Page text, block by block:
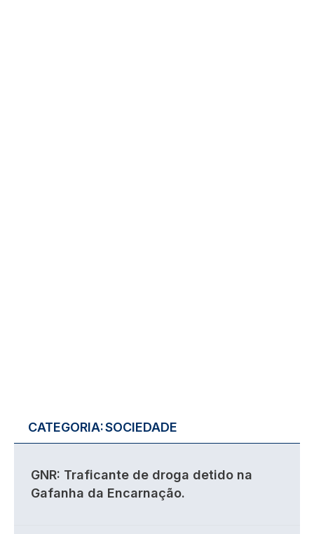
CATEGORIA:SOCIEDADE
GNR: Traficante de droga detido na
Gafanha da Encarnação.